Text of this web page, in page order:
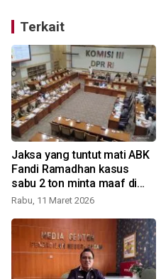
Terkait
Jaksa yang tuntut mati ABK
Fandi Ramadhan kasus
sabu 2 ton minta maaf di
hadapan DPR
Rabu, 11 Maret 2026